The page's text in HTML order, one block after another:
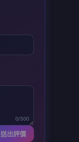
0/500
送出評價